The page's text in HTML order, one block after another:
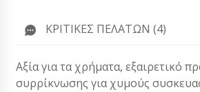
ΚΡΙΤΙΚΈΣ ΠΕΛΑΤΏΝ (4)
Αξία για τα χρήματα, εξαιρετικό
συρρίκνωσης για χυμούς